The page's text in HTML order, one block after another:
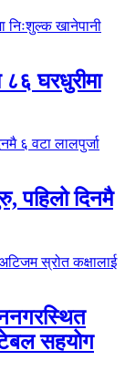
घरधुरीमा
पहिलो दिनमै
सहयोग